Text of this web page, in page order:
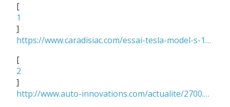
[
1
]
https://www.caradisiac.com/essai-tesla-model-s-100d-championne-du-monde-161791.htm
[
2
]
http://www.auto-innovations.com/actualite/2700.html